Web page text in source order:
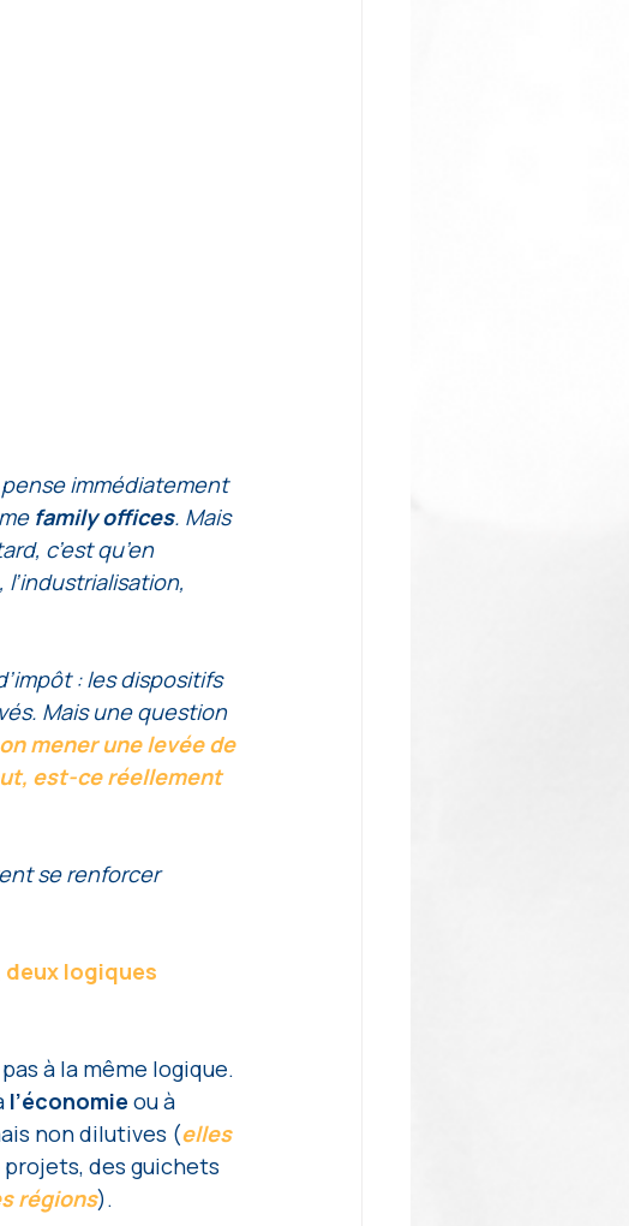
immédiatement
family offices. Mais
c’est qu’en
: les dispositifs
Mais une question
mener une levée de
est-ce réellement
se renforcer
logiques
à la même logique.
l’économie ou à
non dilutives (elles
projets, des guichets
régions).